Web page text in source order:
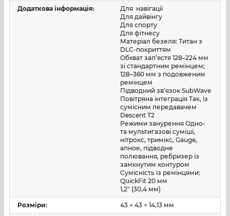
місце серед топових годинників для дайвінгу та
Додаткова інформація:
Для навігації
Для дайвінгу
Для спорту
Для фітнесу
Матеріал безеля: Титан з
DLC-покриттям
Обхват зап’ястя 128–224 мм
зі стандартним ремінцем;
128–360 мм з подовженим
ремінцем
Підводний зв’язок SubWave
Повітряна інтеграція Так, із
сумісним передавачем
Descent T2
Режими занурення Одно-
та мультигазові суміші,
нітрокс, тримікс, Gauge,
апное, підводне
полювання, ребризер із
замкнутим контуром
Сумісність із ремінцями:
QuickFit 20 мм
1,2″ (30,4 мм)
Розміри: 43 × 43 × 14,13 мм